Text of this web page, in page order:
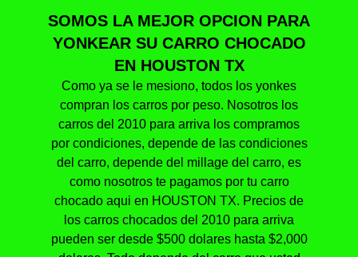
SOMOS LA MEJOR OPCION PARA
YONKEAR SU CARRO CHOCADO
EN HOUSTON TX
Como ya se le mesiono, todos los yonkes
compran los carros por peso. Nosotros los
carros del 2010 para arriva los compramos
por condiciones, depende de las condiciones
del carro, depende del millage del carro, es
como nosotros te pagamos por tu carro
chocado aqui en HOUSTON TX. Precios de
los carros chocados del 2010 para arriva
pueden ser desde $500 dolares hasta $2,000